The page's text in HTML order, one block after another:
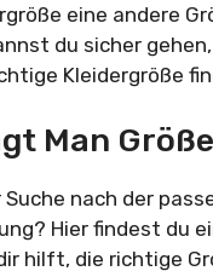
eine andere
du sicher
Kleidergröße
Man
nach der
Hier findest du
hilft, die richtige